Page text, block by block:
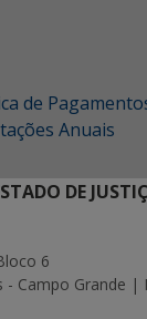
de
Anuais
DE
6
- Campo Grande |